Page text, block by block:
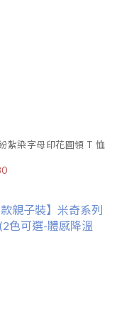
紮染字母印花圓領 T 恤